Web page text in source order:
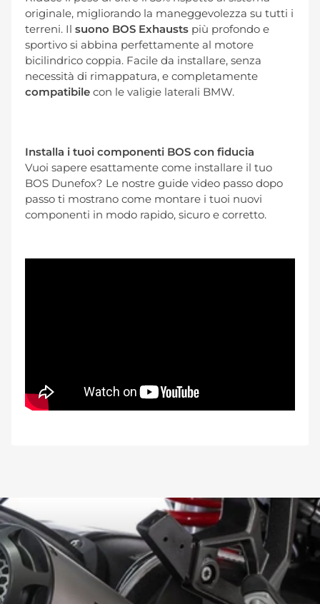
originale, migliorando la maneggevolezza su tutti i
terreni. Il suono BOS Exhausts più profondo e
sportivo si abbina perfettamente al motore
bicilindrico coppia. Facile da installare, senza
necessità di rimappatura, e completamente
compatibile con le valigie laterali BMW.
Installa i tuoi componenti BOS con fiducia
Vuoi sapere esattamente come installare il tuo
BOS Dunefox? Le nostre guide video passo dopo
passo ti mostrano come montare i tuoi nuovi
componenti in modo rapido, sicuro e corretto.